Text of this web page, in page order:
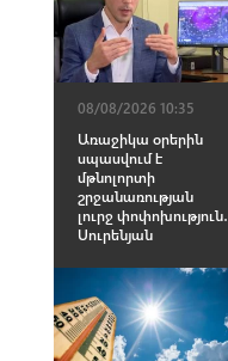
08/08/2026 10:35
Առաջիկա օրերին
սպասվում է
մթնոլորտի
շրջանառության
լուրջ փոփոխություն․
Սուրենյան